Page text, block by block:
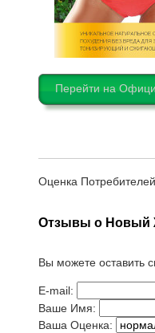
Перейти на
Оценка
Отзывы о Новый
Вы можете оставить
E-mail:
Ваше Имя:
Ваша Оценка: